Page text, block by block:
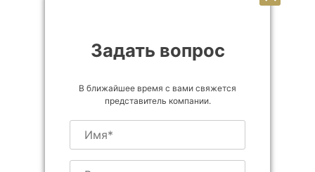
Задать вопрос
В ближайшее время с вами свяжется
представитель компании.